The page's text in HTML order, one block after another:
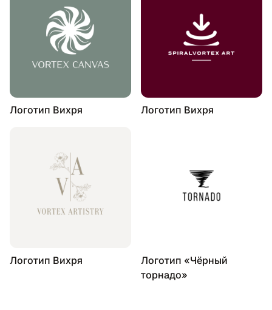
Логотип Вихря Логотип Вихря
Логотип Вихря
Логотип «Чёрный
торнадо»